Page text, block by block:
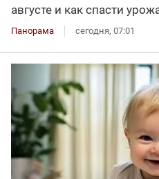
августе и как спасти
Панорама сегодня, 07:01